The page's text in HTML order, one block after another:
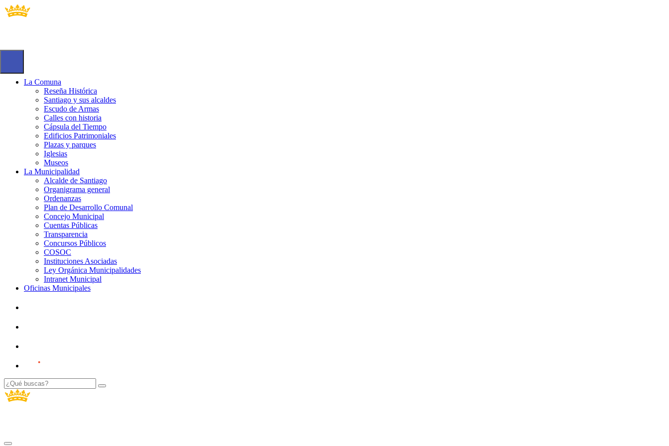
La Comuna
Reseña Histórica
Santiago y sus alcaldes
Escudo de Armas
Calles con historia
Cápsula del Tiempo
Edificios Patrimoniales
Plazas y parques
Iglesias
Museos
La Municipalidad
Alcalde de Santiago
Organigrama general
Ordenanzas
Plan de Desarrollo Comunal
Concejo Municipal
Cuentas Públicas
Transparencia
Concursos Públicos
COSOC
Instituciones Asociadas
Ley Orgánica Municipalidades
Intranet Municipal
Oficinas Municipales